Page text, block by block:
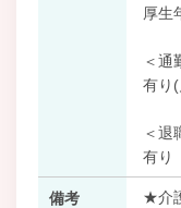
厚生
＜通
有り
＜退
有り
備考
★介